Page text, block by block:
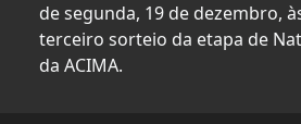
de segunda, 19 de dezembro,
terceiro sorteio da etapa de
da ACIMA.